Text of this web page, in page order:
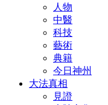
人物
中醫
科技
藝術
典籍
今日神州
大法真相
見證